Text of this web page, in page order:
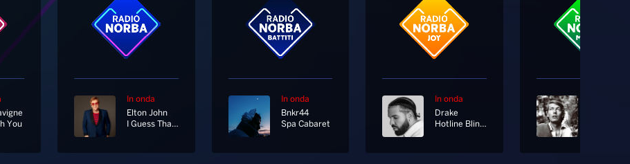
You
In onda
Elton John
I Guess That's Why They Call It The Blues
In onda
Bnkr44
Spa Cabaret
In onda
Drake
Hotline Bling [Radio Edit]